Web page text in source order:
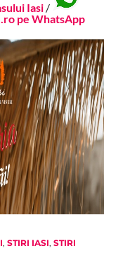
Iasi /
pe WhatsApp
, STIRI IASI, STIRI